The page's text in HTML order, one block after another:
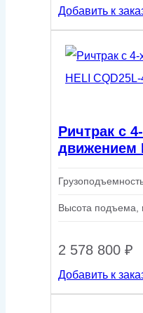
Добавить к
Ричтрак с
движением
Высота подъема,
2 578 800 ₽
Добавить к